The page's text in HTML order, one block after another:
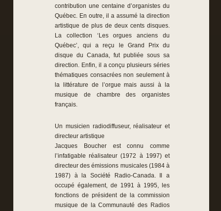
contribution une centaine d’organistes du
Québec. En outre, il a assumé la direction
artistique de plus de deux cents disques.
La collection ‘Les orgues anciens du
Québec’, qui a reçu le Grand Prix du
disque du Canada, fut publiée sous sa
direction. Enfin, il a conçu plusieurs séries
thématiques consacrées non seulement à
la littérature de l’orgue mais aussi à la
musique de chambre des organistes
français.
Un musicien radiodiffuseur, réalisateur et
directeur artistique
Jacques Boucher est connu comme
l’infatigable réalisateur (1972 à 1997) et
directeur des émissions musicales (1984 à
1987) à la Société Radio-Canada. Il a
occupé également, de 1991 à 1995, les
fonctions de président de la commission
musique de la Communauté des Radios